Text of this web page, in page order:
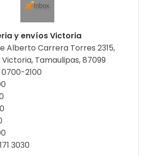
y envíos Victoria
Alberto Carrera Torres 2315,
Victoria, Tamaulipas, 87099
0700-2100
3030